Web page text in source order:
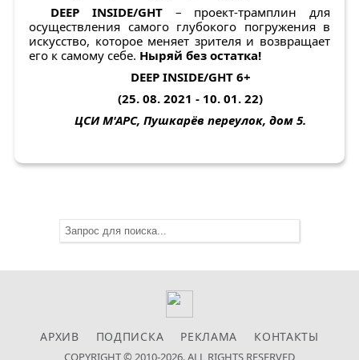
DEEP
INSIDE/GHT
– проект-трамплин для
осуществления самого глубокого погружения в
искусство, которое меняет зрителя и возвращает
его к самому себе. Ныряй без остатка!
DEEP INSIDE/GHT 6+
(25. 08. 2021 - 10. 01. 22)
ЦСИ М'АРС, Пушкарёв переулок, дом 5.
АРХИВ ПОДПИСКА РЕКЛАМА КОНТАКТЫ
COPYRIGHT © 2010-2026. ALL RIGHTS RESERVED